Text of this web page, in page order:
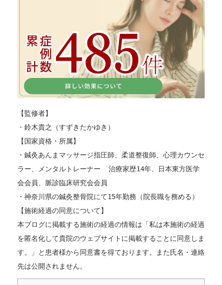
【監修者】
・鈴木貴之（すずきたかゆき）
【国家資格・所属】
・鍼灸あんまマッサージ指圧師、柔道整復師、心理カウンセ
ラー、メンタルトレーナー  治療家歴14年、日本東方医学
会会員、脈診臨床研究会会員
・神奈川県の鍼灸整骨院にて15年勤務（院長職を務める）
【施術経過の同意について】
本ブログに掲載する施術の経過の情報は「私は本施術の経過
を匿名化して貴院のウェブサイトに掲載することに同意しま
す。」と患者様から同意書を得ております。また氏名・連絡
先は公開されません。